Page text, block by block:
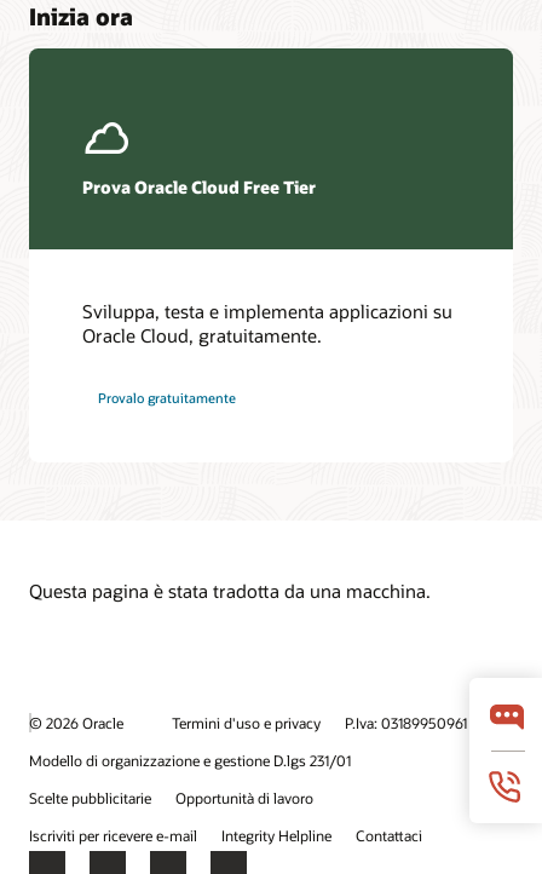
Inizia ora
Prova Oracle Cloud Free Tier
Sviluppa, testa e implementa applicazioni su
Oracle Cloud, gratuitamente.
Provalo gratuitamente
Questa pagina è stata tradotta da una macchina.
© 2026 Oracle Termini d'uso e privacy
P.Iva: 03189950961
Modello di organizzazione e gestione D.lgs 231/01
Scelte pubblicitarie
Opportunità di lavoro
Iscriviti per ricevere e-mail
Integrity Helpline Contattaci